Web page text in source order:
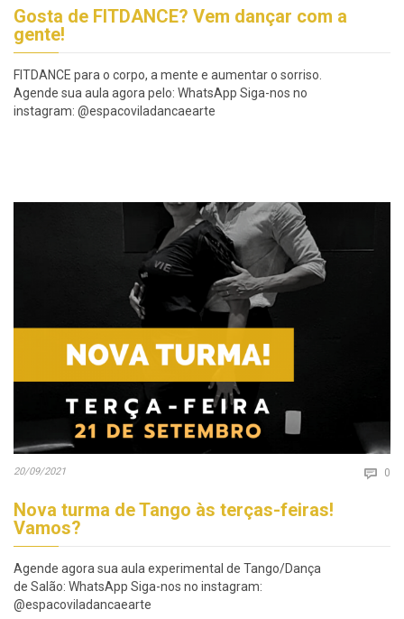
Gosta de FITDANCE? Vem dançar com a
gente!
FITDANCE para o corpo, a mente e aumentar o sorriso.
Agende sua aula agora pelo: WhatsApp Siga-nos no
instagram: @espacoviladancaearte
20/09/2021  0
Nova turma de Tango às terças-feiras!
Vamos?
Agende agora sua aula experimental de Tango/Dança
de Salão: WhatsApp Siga-nos no instagram:
@espacoviladancaearte